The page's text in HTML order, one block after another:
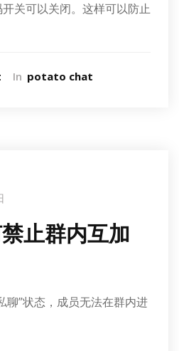
关可以关闭。这样可以防止
In potato chat
止群内互加
聊”状态，成员无法在群内进